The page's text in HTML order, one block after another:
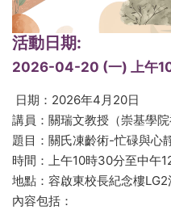
活動日期:
2026-04-20 (一) 上午
日期：2026年4月20日
講員：關瑞文教授（崇基學院
題目：關氏凍齡術-忙碌與心
時間：上午10時30分至中午
地點：容啟東校長紀念樓
內容包括：